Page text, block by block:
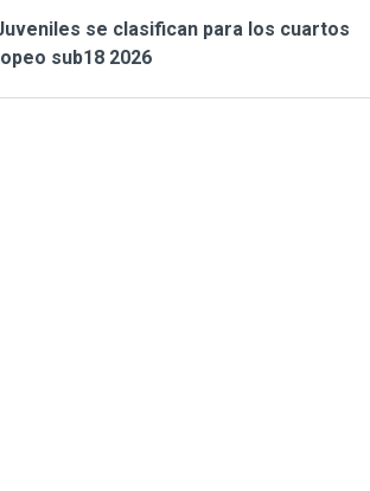
se clasifican para los cuartos
sub18 2026